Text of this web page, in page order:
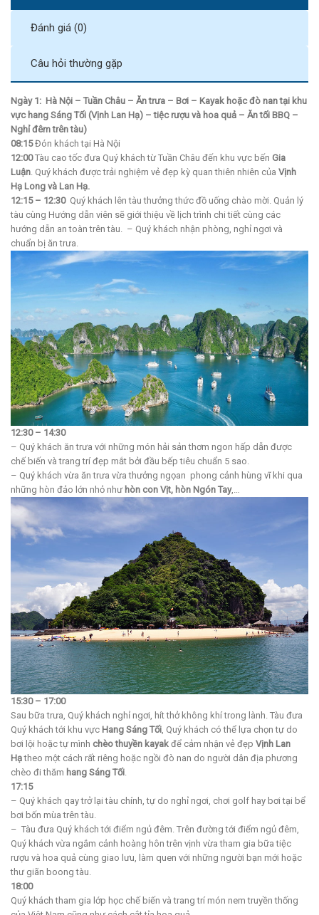
Đánh giá (0)
Câu hỏi thường gặp
Ngày 1: Hà Nội – Tuần Châu – Ăn trưa – Bơi – Kayak hoặc đò nan tại khu
vực hang Sáng Tối (Vịnh Lan Hạ) – tiệc rượu và hoa quả – Ăn tối BBQ –
Nghỉ đêm trên tàu)
08:15Đón khách tại Hà Nội
12:00Tàu cao tốc đưa Quý khách từ Tuần Châu đến khu vực bến Gia
Luận. Quý khách được trải nghiệm vẻ đẹp kỳ quan thiên nhiên của Vịnh
Hạ Long và Lan Hạ.
12:15 – 12:30Quý khách lên tàu thưởng thức đồ uống chào mời. Quản lý
tàu cùng Hướng dẫn viên sẽ giới thiệu về lịch trình chi tiết cùng các
hướng dẫn an toàn trên tàu. – Quý khách nhận phòng, nghỉ ngơi và
chuẩn bị ăn trưa.
12:30 – 14:30
– Quý khách ăn trưa với những món hải sản thơm ngon hấp dẫn được
chế biến và trang trí đẹp mắt bởi đầu bếp tiêu chuẩn 5 sao.
– Quý khách vừa ăn trưa vừa thưởng ngọan phong cảnh hùng vĩ khi qua
những hòn đảo lớn nhỏ như hòn con Vịt, hòn Ngón Tay,…
15:30 – 17:00
Sau bữa trưa, Quý khách nghỉ ngơi, hít thở không khí trong lành. Tàu đưa
Quý khách tới khu vực Hang Sáng Tối, Quý khách có thể lựa chọn tự do
bơi lội hoặc tự mình chèo thuyền kayak để cảm nhận vẻ đẹp Vịnh Lan
Hạtheo một cách rất riêng hoặc ngồi đò nan do người dân địa phương
chèo đi thăm hang Sáng Tối.
17:15
– Quý khách qay trở lại tàu chính, tự do nghỉ ngơi, chơi golf hay bơi tại bể
bơi bốn mùa trên tàu.
– Tàu đưa Quý khách tới điểm ngủ đêm. Trên đường tới điểm ngủ đêm,
Quý khách vừa ngắm cảnh hoàng hôn trên vịnh vừa tham gia bữa tiệc
rượu và hoa quả cùng giao lưu, làm quen với những người bạn mới hoặc
thư giãn boong tàu.
18:00
Quý khách tham gia lớp học chế biến và trang trí món nem truyền thống